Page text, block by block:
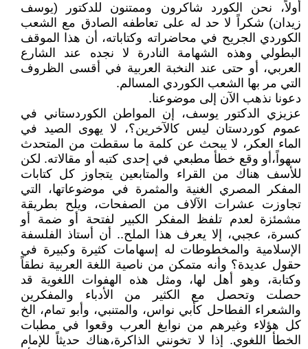
أولاً، نحن الكورد شاكرون وممتنون للدكتور (يوسف
زيدان) شكراً لا حد له على تعاطفه الصادق مع الشعب
الكوردي الجريح في محاضراته وكتاباته، أن هذا الموقف
البطولي وهذه الشهامة النادرة لا نجده عند الشارع
العربي، أو حتى عند النخبة العربية في أقسى الظروف
التي مر بها الشعب الكوردي المسالم.
دعونا نذهب الآن إلى موضوعنا.
عزيزي الدكتور يوسف، إن المواطن الكوردستاني في
عموم كوردستان ليس كالآخرين؟، لا يهوى الصيد في
الماء العكر، لا يبحث عن كلمة ما سقطت من المتحدث
سهواً،أو وقع خطأ مطبعي في إحدى كتبه أو مقالاته. لكن
للأسف هناك من القراء والمتابعين يتجاوز كل كتابات
المفكر المصري الغنية والمثمرة في موضوعاتها، التي
تجاوزت عشرات الآلاف من الصفحات، ويلح بطريقة
مشمئزة لعدم تلفظ المفكر الكبير لفتحة أو ضمة أو
كسرة، عجبي، إلا يعرف هذا الملح.. أن أستاذ الفلسفة
الإسلامية والمخطوطات له إسهامات كثيرة وكبيرة في
حقول عديدة؟ وأنه متمكن من ناصية اللغة العربية نطقاً
وكتابة، وهو أهل لها، ومثل هذه الهفوات اللغوية قد
حصلت وتحصل مع الكثير من الأدباء والمفكرين
والشعراء الفطاحل كأبي نواس، والمتنبي، وأبو تمام، الخ
كل هؤلاء وغيرهم من نوابغ العرب وقعوا في مطبات
الخطأ اللغوي. إذا لا تخونني الذاكرة،هناك حديثاً للإمام